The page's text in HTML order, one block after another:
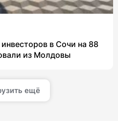
в Сочи на 88
из Молдовы
ещё